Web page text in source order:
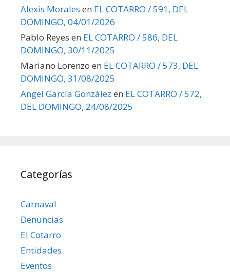
Alexis Morales en EL COTARRO / 591, DEL
DOMINGO, 04/01/2026
Pablo Reyes en EL COTARRO / 586, DEL
DOMINGO, 30/11/2025
Mariano Lorenzo en EL COTARRO / 573, DEL
DOMINGO, 31/08/2025
Angel García González en EL COTARRO / 572,
DEL DOMINGO, 24/08/2025
Categorías
Carnaval
Denuncias
El Cotarro
Entidades
Eventos